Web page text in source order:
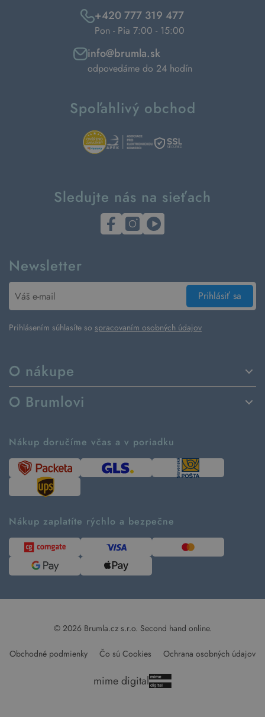
O nákupe
Spôsoby dodania a platby
Vrátenie tovaru a reklamácia
Návod ako nakupovať
Tabuľka veľkostí
Predávané značky
Kontakt
O Brumlovi
Ako tvoríme second hand
Časté otázky
Kde pomáhame
Udržateľnosť
Blog
Pre médiá
+420 777 319 477
Pon - Pia 7:00 - 15:00
info@brumla.sk
odpovedáme do 24 hodín
Spoľahlivý obchod
Sledujte nás na sieťach
Newsletter
Prihlásiť sa
Prihlásením súhlasíte so spracovaním osobných údajov
Nákup doručíme včas a v poriadku
Nákup zaplatíte rýchlo a bezpečne
© 2026 Brumla.cz s.r.o. Second hand online.
Obchodné podmienky Čo sú Cookies Ochrana osobných údajov
mime digital